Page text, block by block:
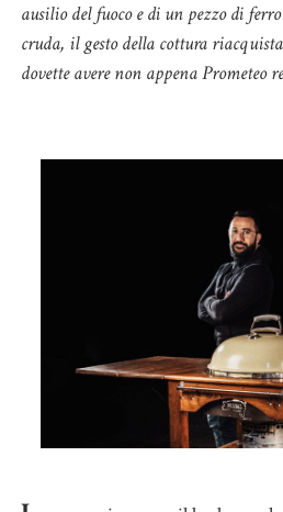
ausilio del fuoco e di un pezzo di
cruda, il gesto della cottura
dovette avere non appena